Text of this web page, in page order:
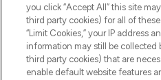
HELP &
you click “Accept All” this site
third party cookies) for all of
“Limit Cookies,” your IP address
information may still be
third party cookies) that are
enable default website features